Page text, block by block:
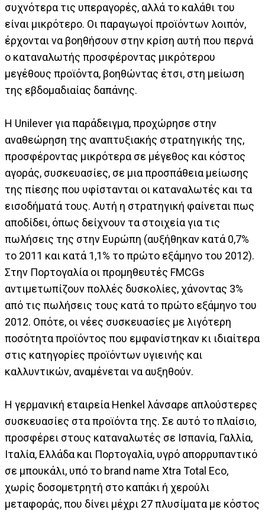
συχνότερα τις υπεραγορές, αλλά το καλάθι του
είναι μικρότερο. Οι παραγωγοί προϊόντων λοιπόν,
έρχονται να βοηθήσουν στην κρίση αυτή που περνά
ο καταναλωτής προσφέροντας μικρότερου
μεγέθους προϊόντα, βοηθώντας έτσι, στη μείωση
της εβδομαδιαίας δαπάνης.
Η Unilever για παράδειγμα, προχώρησε στην
αναθεώρηση της αναπτυξιακής στρατηγικής της,
προσφέροντας μικρότερα σε μέγεθος και κόστος
αγοράς, συσκευασίες, σε μια προσπάθεια μείωσης
της πίεσης που υφίστανται οι καταναλωτές και τα
εισοδήματά τους. Αυτή η στρατηγική φαίνεται πως
αποδίδει, όπως δείχνουν τα στοιχεία για τις
πωλήσεις της στην Ευρώπη (αυξήθηκαν κατά 0,7%
το 2011 και κατά 1,1% το πρώτο εξάμηνο του 2012).
Στην Πορτογαλία οι προμηθευτές FMCGs
αντιμετωπίζουν πολλές δυσκολίες, χάνοντας 3%
από τις πωλήσεις τους κατά το πρώτο εξάμηνο του
2012. Οπότε, οι νέες συσκευασίες με λιγότερη
ποσότητα προϊόντος που εμφανίστηκαν κι ιδιαίτερα
στις κατηγορίες προϊόντων υγιεινής και
καλλυντικών, αναμένεται να αυξηθούν.
Η γερμανική εταιρεία Henkel λάνσαρε απλούστερες
συσκευασίες στα προϊόντα της. Σε αυτό το πλαίσιο,
προσφέρει στους καταναλωτές σε Ισπανία, Γαλλία,
Ιταλία, Ελλάδα και Πορτογαλία, υγρό απορρυπαντικό
σε μπουκάλι, υπό τo brand name Xtra Total Eco,
χωρίς δοσομετρητή στο καπάκι ή χερούλι
μεταφοράς, που δίνει μέχρι 27 πλυσίματα με κόστος